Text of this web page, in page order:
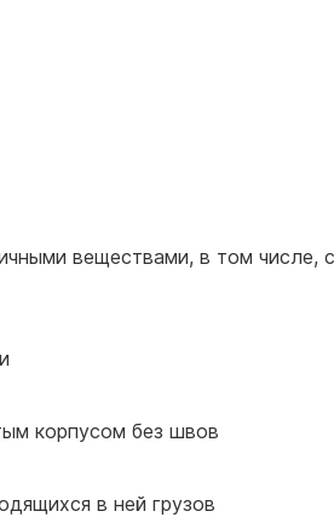
веществами, в том числе,
корпусом без швов
в ней грузов